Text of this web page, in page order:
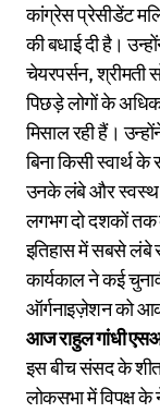
कांग्रेस प्रेसीडेंट
की बधाई दी है।
चेयरपर्सन, श्रीमती
पिछड़े लोगों के
मिसाल रही हैं।
बिना किसी स्वार्थ
उनके लंबे और स्वस्थ
लगभग दो दशकों तक
इतिहास में सबसे लंबे
कार्यकाल ने कई
ऑर्गनाइज़ेशन को
आज राहुल गांधी
इस बीच संसद के
लोकसभा में विपक्ष